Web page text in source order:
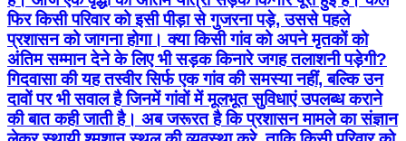
फिर किसी परिवार को इसी पीड़ा से गुजरना पड़े, उससे पहले
प्रशासन को जागना होगा। क्या किसी गांव को अपने मृतकों को
अंतिम सम्मान देने के लिए भी सड़क किनारे जगह तलाशनी पड़ेगी?
गिदवासा की यह तस्वीर सिर्फ एक गांव की समस्या नहीं, बल्कि उन
दावों पर भी सवाल है जिनमें गांवों में मूलभूत सुविधाएं उपलब्ध कराने
की बात कही जाती है। अब जरूरत है कि प्रशासन मामले का संज्ञान